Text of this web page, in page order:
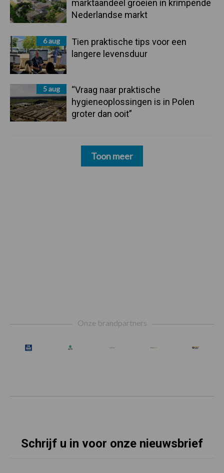
marktaandeel groeien in krimpende
Nederlandse markt
6 aug
Tien praktische tips voor een
langere levensduur
5 aug
“Vraag naar praktische
hygieneoplossingen is in Polen
groter dan ooit”
Toon meer
Onze brandpartners
Schrijf u in voor onze nieuwsbrief